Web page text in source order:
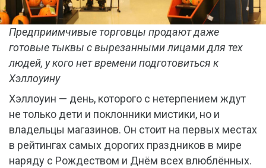
Предприимчивые торговцы продают даже
готовые тыквы с вырезанными лицами для тех
людей, у кого нет времени подготовиться к
Хэллоуину
Хэллоуин — день, которого с нетерпением ждут
не только дети и поклонники мистики, но и
владельцы магазинов. Он стоит на первых местах
в рейтингах самых дорогих праздников в мире
наряду с Рождеством и Днём всех влюблённых.